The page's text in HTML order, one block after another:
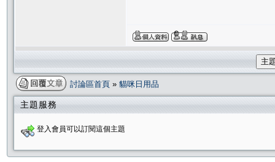
主
討論區首頁 » 貓咪日用品
主題服務
登入會員可以訂閱這個主題